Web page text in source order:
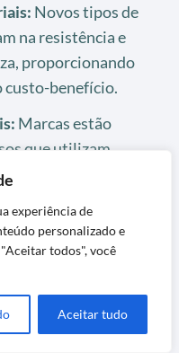
experiência de
personalizado e
todos", você
Aceitar tudo
Novos tipos de
na resistência e
proporcionando
custo-benefício.
Marcas estão
que utilizam
tapete também
de personalizar
ele seja único e